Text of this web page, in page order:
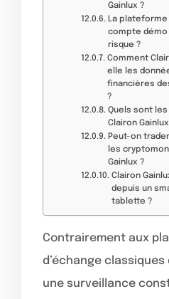
Gainlux ?
La
compte
risque ?
Comment
elle les
financières
?
Quels sont
Clairon
Peut-on
les
Gainlux ?
Clairon
depuis un
tablette ?
Contrairement aux
d’échange
une surveillance